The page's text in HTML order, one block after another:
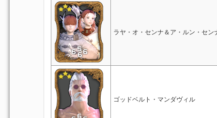
ラヤ・オ・センナ＆ア・ルン・セン
ゴッドベルト・マンダヴィル